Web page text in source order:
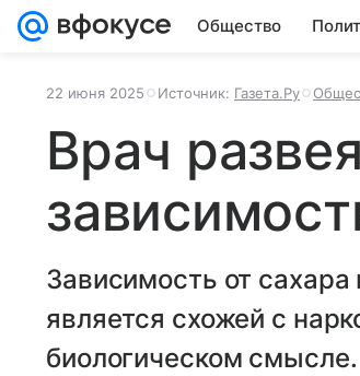
Общество
22 июня 2025 Источник: Газета.Ру
Врач
Зависимость от сахара
является схожей с
биологическом смысле.